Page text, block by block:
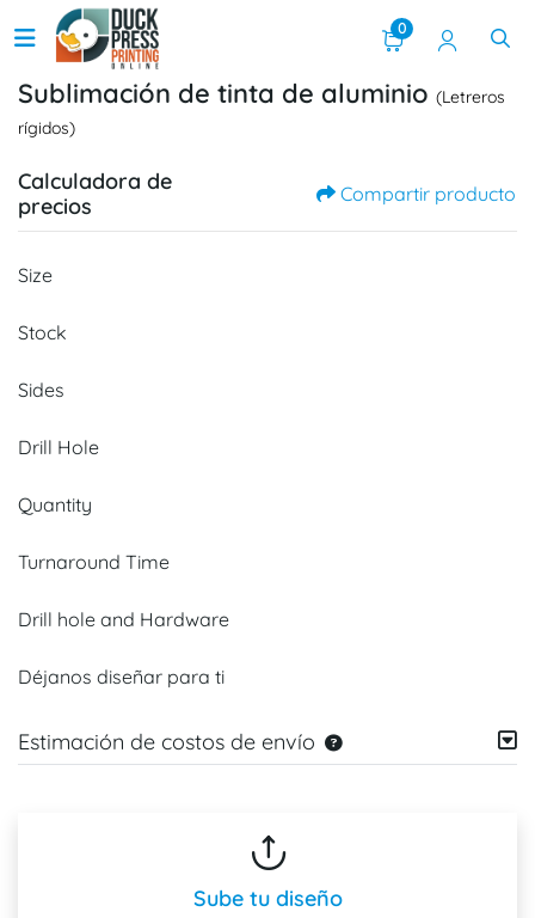
0
Sublimación de tinta de aluminio (Letreros
rígidos)
Calculadora de
precios
Compartir producto
Size
Stock
Sides
Drill Hole
Quantity
Turnaround Time
Drill hole and Hardware
Déjanos diseñar para ti
Estimación de costos de envío
Sube tu diseño